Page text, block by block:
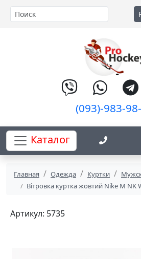
(093)-983-
Каталог
Главная Одежда Куртки
Вітровка куртка жовтий Nike M NK
Артикул: 5735